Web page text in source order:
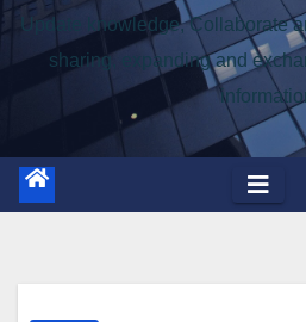
Update knowledge, Collaborate
sharing, expanding and